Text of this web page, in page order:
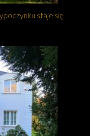
staje się